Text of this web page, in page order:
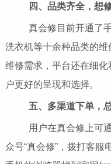
四、品类齐全，想修
真会修目前开通了手
洗衣机等十余种品类的
维修需求，平台还在细
户更好的呈现和选择。
五、多渠道下单，总
用户在真会修上可通
众号“真会修”，拨打客